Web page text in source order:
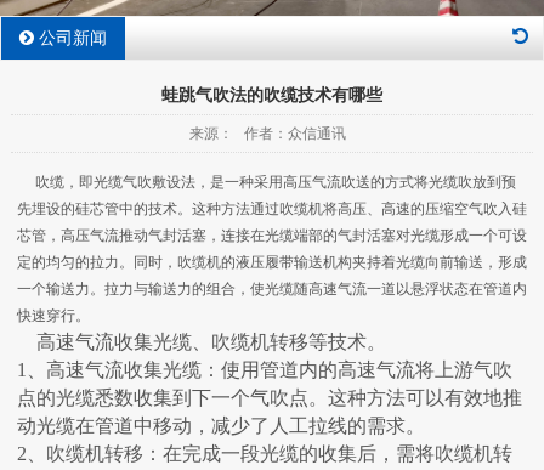
公司新闻
蛙跳气吹法的吹缆技术有哪些
来源： 作者：众信通讯
吹缆，即光缆气吹敷设法，是一种采用高压气流吹送的方式将光缆吹放到预
先埋设的硅芯管中的技术。这种方法通过吹缆机将高压、高速的压缩空气吹入硅
芯管，高压气流推动气封活塞，连接在光缆端部的气封活塞对光缆形成一个可设
定的均匀的拉力。同时，吹缆机的液压履带输送机构夹持着光缆向前输送，形成
一个输送力。拉力与输送力的组合，使光缆随高速气流一道以悬浮状态在管道内
快速穿行。‌
高速气流收集光缆、吹缆机转移等技术。
1、高速气流收集光缆：使用管道内的高速气流将上游气吹
点的光缆悉数收集到下一个气吹点。这种方法可以有效地推
动光缆在管道中移动，减少了人工拉线的需求。
2、吹缆机转移：在完成一段光缆的收集后，需将吹缆机转